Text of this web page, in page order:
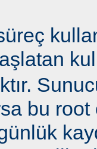
bu